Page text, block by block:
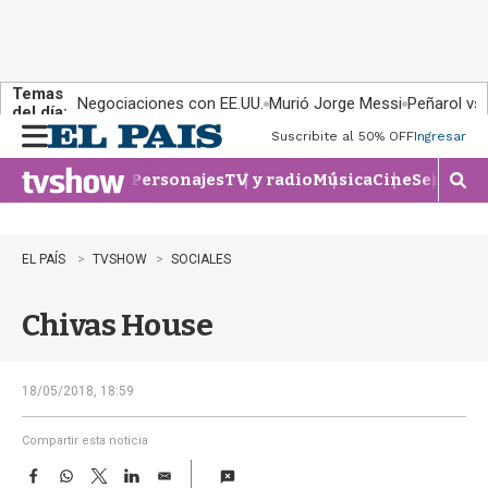
Temas
del día: Negociaciones con EE.UU. Murió Jorge Messi Peñarol
n
u
Suscribite al 50% OFFIngresar
PersonajesTV y radioMúsicaCineSeries
M
o
EL PAÍS TVSHOW SOCIALES
Chivas House
18/05/2018, 18:59
Compartir esta noticia
F
W
T
L
E